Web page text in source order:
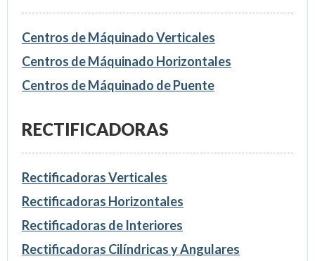
Centros de Máquinado Verticales
Centros de Máquinado Horizontales
Centros de Máquinado de Puente
RECTIFICADORAS
Rectificadoras Verticales
Rectificadoras Horizontales
Rectificadoras de Interiores
Rectificadoras Cilíndricas y Angulares